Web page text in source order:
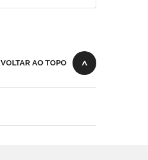
VOLTAR AO TOPO